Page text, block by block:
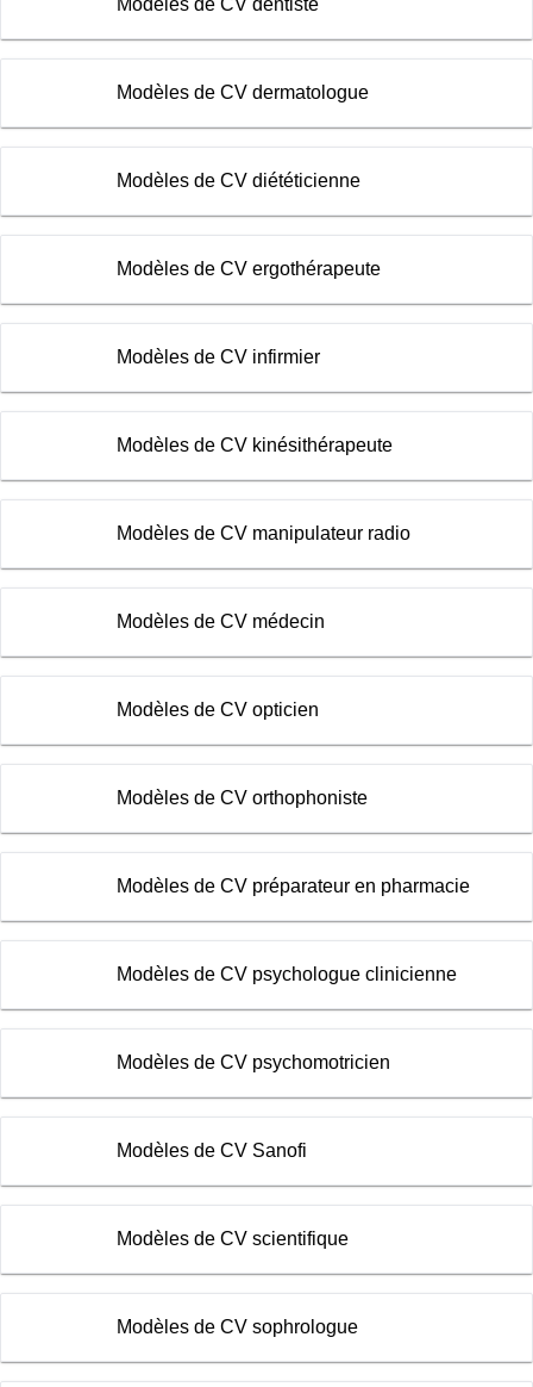
Modèles de CV dentiste
Modèles de CV dermatologue
Modèles de CV diététicienne
Modèles de CV ergothérapeute
Modèles de CV infirmier
Modèles de CV kinésithérapeute
Modèles de CV manipulateur radio
Modèles de CV médecin
Modèles de CV opticien
Modèles de CV orthophoniste
Modèles de CV préparateur en pharmacie
Modèles de CV psychologue clinicienne
Modèles de CV psychomotricien
Modèles de CV Sanofi
Modèles de CV scientifique
Modèles de CV sophrologue